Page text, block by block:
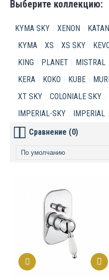
Выберите коллекцию:
KYMA SKY XENON
KYMA
XS XS SKY
KING
PLANET MISTRAL
KERA
KOKO KUBE
XT SKY
COLONIALE SKY
IMPERIAL-SKY
IMPERIAL
Сравнение (0)